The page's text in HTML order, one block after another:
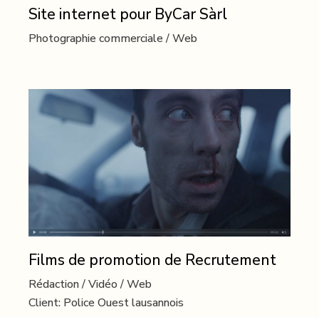
Site internet pour ByCar Sàrl
Photographie commerciale Web
Films de promotion de Recrutement
Rédaction Vidéo
Web
Client: Police Ouest lausannois